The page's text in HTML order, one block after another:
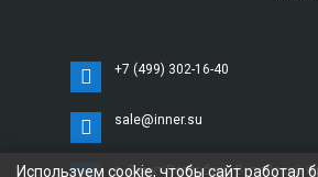
+7 (499) 302-16-40
sale@inner.su
г. Санкт-Петербург, Витебский
Используем cookie, чтобы сайт работал